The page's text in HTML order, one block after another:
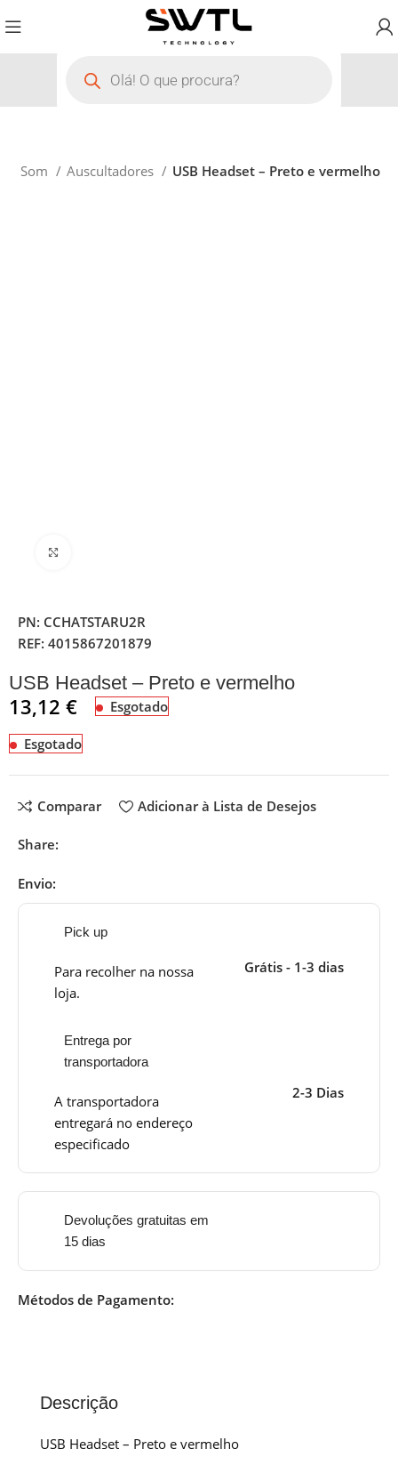
e Som Auscultadores USB Headset – Preto e vermelho
PN: CCHATSTARU2R
REF:4015867201879
USB Headset – Preto e vermelho
13,12€ Esgotado
Esgotado
Comparar Adicionar à Lista de Desejos
Share:
Envio:
Pick up
Para recolher na nossa
loja.
Grátis - 1-3 dias
Entrega por
transportadora
A transportadora
entregará no endereço
especificado
2-3 Dias
Devoluções gratuitas em
15 dias
Métodos de Pagamento:
Descrição
USB Headset – Preto e vermelho